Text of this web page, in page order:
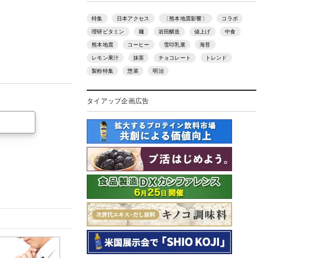
特集 日本アクセス 〔熊本地震影響〕 コラボ
理研ビタミン 麺 岩田醸造 値上げ 中食
熊本地震 コーヒー 雪印乳業 海苔
レモン果汁 抹茶 チョコレート トレンド
製粉特集 惣菜 明治
タイアップ企画広告